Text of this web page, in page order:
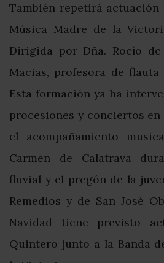
También repetirá actuación
Música Madre de la
Dirigida por Dña. Rocío de
Macias, profesora de
Esta formación ya ha
procesiones y conciertos en
el acompañamiento
Carmen de Calatrava
fluvial y el pregón de la
Remedios y de San José
Navidad tiene previsto
Quintero junto a la Banda